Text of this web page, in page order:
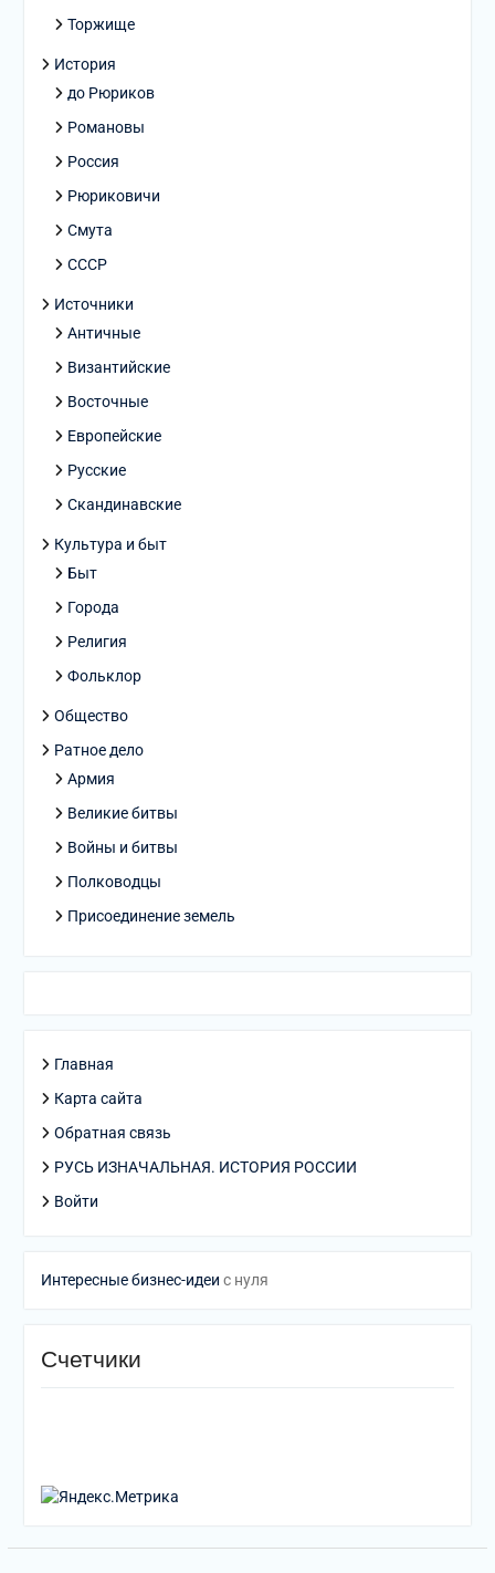
Торжище
История
до Рюриков
Романовы
Россия
Рюриковичи
Смута
СССР
Источники
Античные
Византийские
Восточные
Европейские
Русские
Скандинавские
Культура и быт
Быт
Города
Религия
Фольклор
Общество
Ратное дело
Армия
Великие битвы
Войны и битвы
Полководцы
Присоединение земель
Главная
Карта сайта
Обратная связь
РУСЬ ИЗНАЧАЛЬНАЯ. ИСТОРИЯ РОССИИ
Войти
Интересные бизнес-идеи с нуля
Счетчики